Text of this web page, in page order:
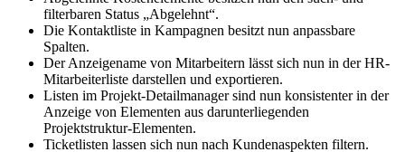
filterbaren Status „Abgelehnt“.
Die Kontaktliste in Kampagnen besitzt nun anpassbare
Spalten.
Der Anzeigename von Mitarbeitern lässt sich nun in der HR-
Mitarbeiterliste darstellen und exportieren.
Listen im Projekt-Detailmanager sind nun konsistenter in der
Anzeige von Elementen aus darunterliegenden
Projektstruktur-Elementen.
Ticketlisten lassen sich nun nach Kundenaspekten filtern.